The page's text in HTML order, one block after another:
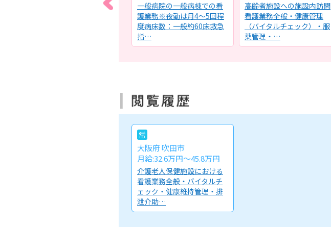
特別養護老人ホームでの看
一般病院の一般病棟での看
護業務※夜勤は月4～5回程
度病床数：一般約60床救急
指…
高齢者施設への施設内訪問
看護業務全般・健康管理
（バイタルチェック）・服
薬管理・…
常
大阪府 吹田市
月給:32.6万円～45.8万円
介護老人保健施設における
看護業務全般・バイタルチ
ェック・健康維持管理・排
泄介助…